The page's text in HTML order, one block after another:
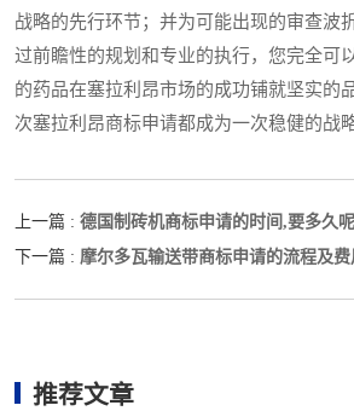
战略的先行环节；并为可能出现的审查波
过前瞻性的规划和专业的执行，您完全可
的药品在塞拉利昂市场的成功铺就坚实的
次塞拉利昂商标申请都成为一次稳健的战
上一篇 : 德国制砖机商标申请的时间,要多久呢
下一篇 : 摩尔多瓦输送带商标申请的流程及
推荐文章